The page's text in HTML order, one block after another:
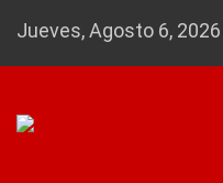
Jueves, Agosto 6, 2026